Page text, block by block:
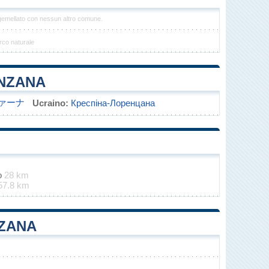
con nessun altro comune.
naturale
ーナ Ucraino: Креспіна-Лоренцана
28 km
km